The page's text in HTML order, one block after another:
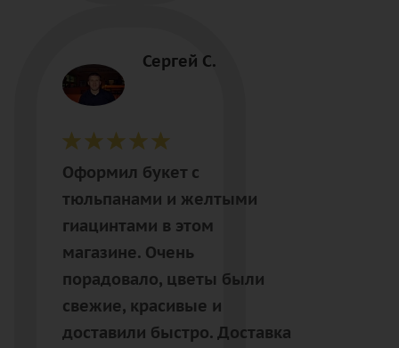
Сергей С.
Оформил букет с
тюльпанами и желтыми
гиацинтами в этом
магазине. Очень
порадовало, цветы были
свежие, красивые и
доставили быстро. Доставка